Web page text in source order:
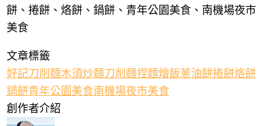
餅、捲餅、烙餅、鍋餅、 青年公園美食、 南機場夜市
美食
文章標籤
好記刀削麵木須炒麵刀削麵捏麵燴飯蔥油餅捲餅烙餅
鍋餅青年公園美食南機場夜市美食
創作者介紹